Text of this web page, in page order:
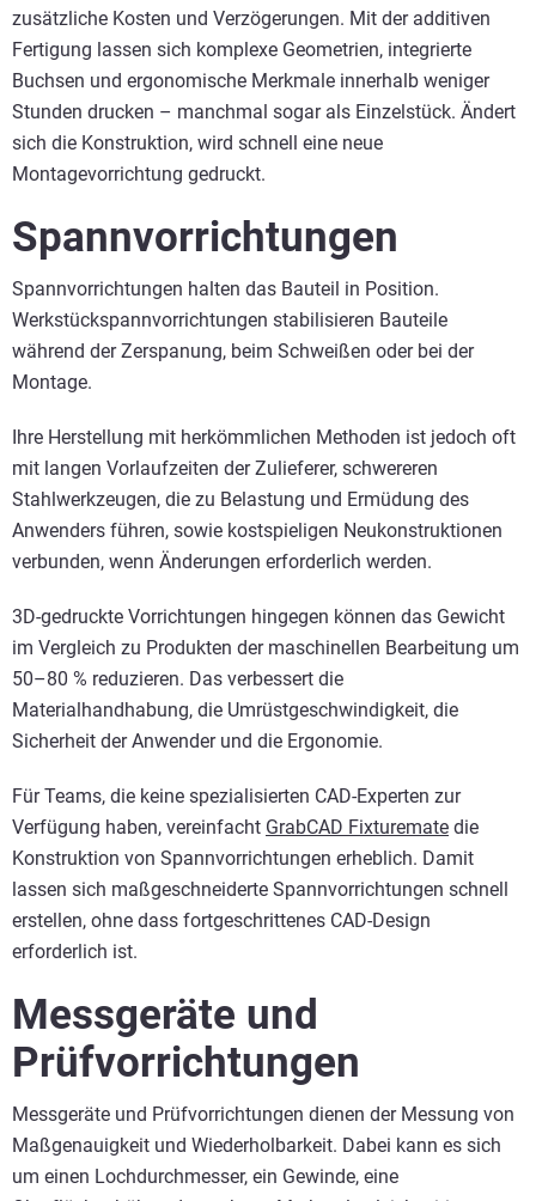
zusätzliche Kosten und Verzögerungen. Mit der additiven
Fertigung lassen sich komplexe Geometrien, integrierte
Buchsen und ergonomische Merkmale innerhalb weniger
Stunden drucken – manchmal sogar als Einzelstück. Ändert
sich die Konstruktion, wird schnell eine neue
Montagevorrichtung gedruckt.
Spannvorrichtungen
Spannvorrichtungen halten das Bauteil in Position.
Werkstückspannvorrichtungen stabilisieren Bauteile
während der Zerspanung, beim Schweißen oder bei der
Montage.
Ihre Herstellung mit herkömmlichen Methoden ist jedoch oft
mit langen Vorlaufzeiten der Zulieferer, schwereren
Stahlwerkzeugen, die zu Belastung und Ermüdung des
Anwenders führen, sowie kostspieligen Neukonstruktionen
verbunden, wenn Änderungen erforderlich werden.
3D-gedruckte Vorrichtungen hingegen können das Gewicht
im Vergleich zu Produkten der maschinellen Bearbeitung um
50–80 % reduzieren. Das verbessert die
Materialhandhabung, die Umrüstgeschwindigkeit, die
Sicherheit der Anwender und die Ergonomie.
Für Teams, die keine spezialisierten CAD-Experten zur
Verfügung haben, vereinfacht GrabCAD Fixturemate die
Konstruktion von Spannvorrichtungen erheblich. Damit
lassen sich maßgeschneiderte Spannvorrichtungen schnell
erstellen, ohne dass fortgeschrittenes CAD-Design
erforderlich ist.
Messgeräte und
Prüfvorrichtungen
Messgeräte und Prüfvorrichtungen dienen der Messung von
Maßgenauigkeit und Wiederholbarkeit. Dabei kann es sich
um einen Lochdurchmesser, ein Gewinde, eine